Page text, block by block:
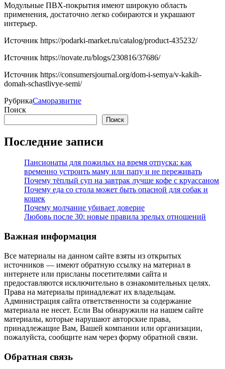
Модульные ПВХ-покрытия имеют широкую область
применения, достаточно легко собираются и украшают
интерьер.
Источник https://podarki-market.ru/catalog/product-435232/
Источник https://novate.ru/blogs/230816/37686/
Источник https://consumersjournal.org/dom-i-semya/v-kakih-
domah-schastlivye-semi/
РубрикаСаморазвитие
Поиск
Поиск
Последние записи
Пансионаты для пожилых на время отпуска: как
временно устроить маму или папу и не переживать
Почему тёплый суп на завтрак лучше кофе с круассаном
Почему еда со стола может быть опасной для собак и
кошек
Почему молчание убивает доверие
Любовь после 30: новые правила зрелых отношений
Важная информация
Все материалы на данном сайте взяты из открытых
источников — имеют обратную ссылку на материал в
интернете или присланы посетителями сайта и
предоставляются исключительно в ознакомительных целях.
Права на материалы принадлежат их владельцам.
Администрация сайта ответственности за содержание
материала не несет. Если Вы обнаружили на нашем сайте
материалы, которые нарушают авторские права,
принадлежащие Вам, Вашей компании или организации,
пожалуйста, сообщите нам через форму обратной связи.
Обратная связь